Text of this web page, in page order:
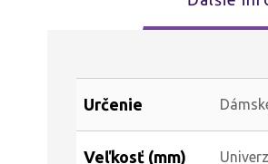
Určenie
Veľkosť (mm)